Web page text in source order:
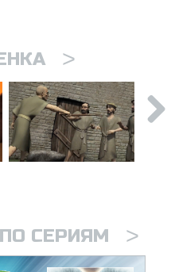
>
СЕРИЯМ >